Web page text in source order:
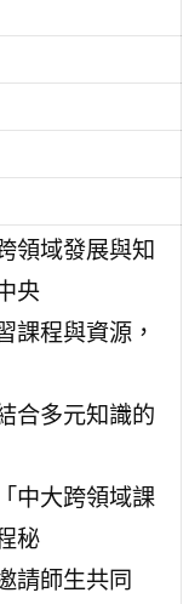
領域發展與知
央
課程與資源，
合多元知識的
中大跨領域課
秘
請師生共同